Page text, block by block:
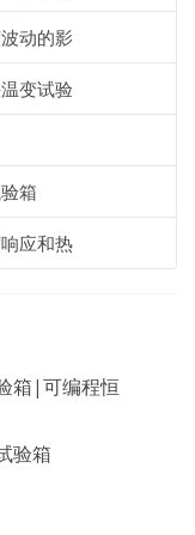
动的影
变试验
箱
应和热
箱|可编程恒
验箱